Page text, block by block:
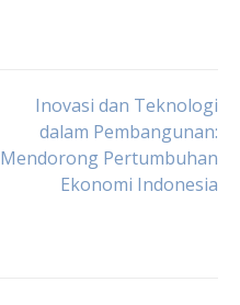
Inovasi dan Teknologi
dalam Pembangunan:
Mendorong Pertumbuhan
Ekonomi Indonesia